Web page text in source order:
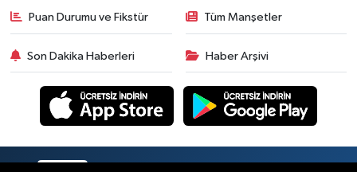
Puan Durumu ve Fikstür Tüm Manşetler
Son Dakika Haberleri Haber Arşivi